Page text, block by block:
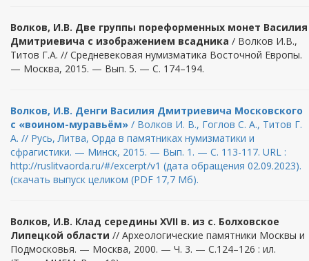
Волков, И.В. Две группы пореформенных монет Василия
Дмитриевича с изображением всадника / Волков И.В.,
Титов Г.А. // Средневековая нумизматика Восточной Европы.
— Москва, 2015. — Вып. 5. — С. 174–194.
Волков, И.В. Денги Василия Дмитриевича Московского
с «воином-муравьём» / Волков И. В., Гоглов С. А., Титов Г.
А. // Русь, Литва, Орда в памятниках нумизматики и
сфрагистики. — Минск, 2015. — Вып. 1. — С. 113-117. URL :
http://ruslitvaorda.ru/#/excerpt/v1 (дата обращения 02.09.2023).
(скачать выпуск целиком (PDF 17,7 Мб).
Волков, И.В. Клад середины XVII в. из с. Болховское
Липецкой области // Археологические памятники Москвы и
Подмосковья. — Москва, 2000. — Ч. 3. — С.124–126 : ил.